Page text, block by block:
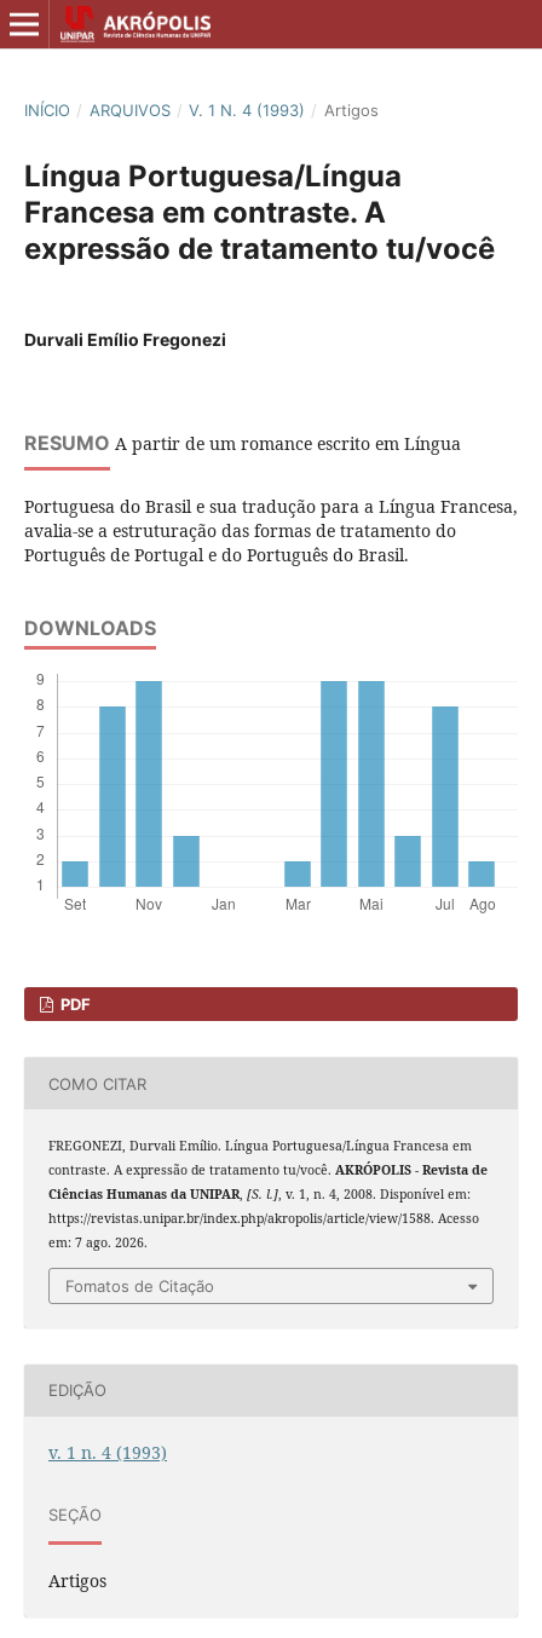
INÍCIO / ARQUIVOS / V. 1 N. 4 (1993) / Artigos
Língua Portuguesa/Língua
Francesa em contraste. A
expressão de tratamento tu/você
Durvali Emílio Fregonezi
RESUMO A partir de um romance escrito em Língua
Portuguesa do Brasil e sua tradução para a Língua Francesa,
avalia-se a estruturação das formas de tratamento do
Português de Portugal e do Português do Brasil.
DOWNLOADS
PDF
COMO CITAR
FREGONEZI, Durvali Emílio. Língua Portuguesa/Língua Francesa em
contraste. A expressão de tratamento tu/você. AKRÓPOLIS - Revista de
Ciências Humanas da UNIPAR, [S. l.], v. 1, n. 4, 2008. Disponível em:
https://revistas.unipar.br/index.php/akropolis/article/view/1588. Acesso
em: 7 ago. 2026.
Fomatos de Citação
EDIÇÃO
v. 1 n. 4 (1993)
SEÇÃO
Artigos